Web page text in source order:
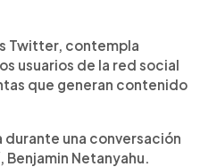
Twitter, contempla
usuarios de la red social
que generan contenido
una conversación
Netanyahu.